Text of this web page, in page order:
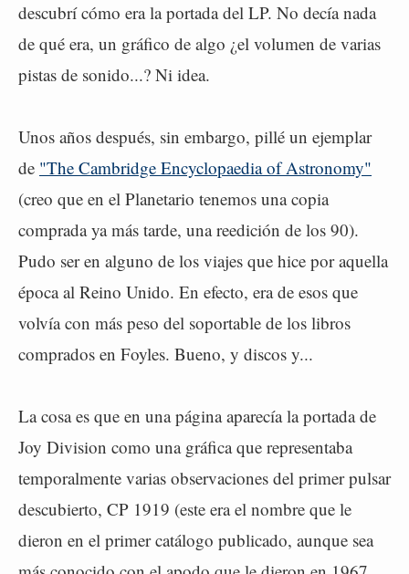
descubrí cómo era la portada del LP. No decía nada
de qué era, un gráfico de algo ¿el volumen de varias
pistas de sonido...? Ni idea.
Unos años después, sin embargo, pillé un ejemplar
de "The Cambridge Encyclopaedia of Astronomy"
(creo que en el Planetario tenemos una copia
comprada ya más tarde, una reedición de los 90).
Pudo ser en alguno de los viajes que hice por aquella
época al Reino Unido. En efecto, era de esos que
volvía con más peso del soportable de los libros
comprados en Foyles. Bueno, y discos y...
La cosa es que en una página aparecía la portada de
Joy Division como una gráfica que representaba
temporalmente varias observaciones del primer pulsar
descubierto, CP 1919 (este era el nombre que le
dieron en el primer catálogo publicado, aunque sea